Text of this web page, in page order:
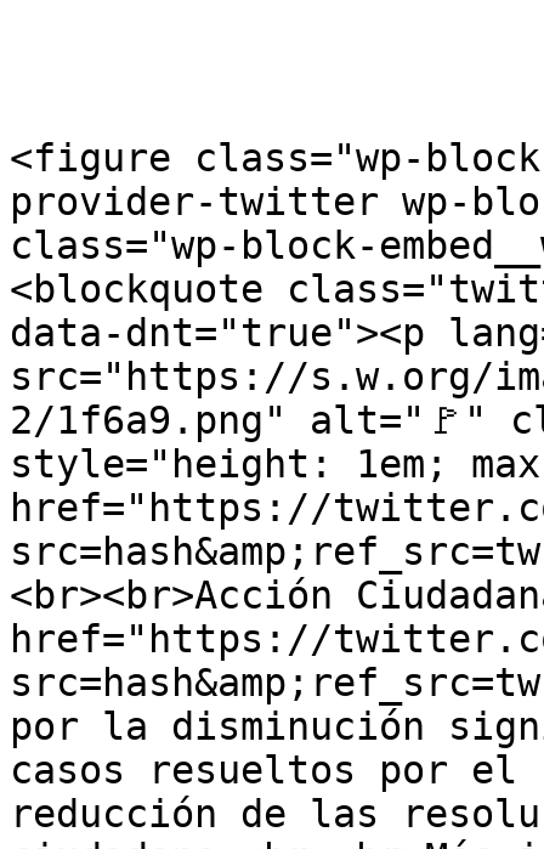
<figure class="wp-
provider-twitter wp-
class="wp-block-
<blockquote
data-dnt="true"><p
src="https://s.w.org/
2/1f6a9.png" alt="🚩"
style="height: 1em;
href="https://
<br><br>Acción
href="https://
por la disminución
casos resueltos por el
reducción de las